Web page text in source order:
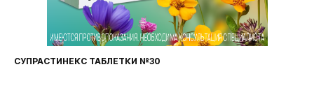
СУПРАСТИНЕКС ТАБЛЕТКИ №30